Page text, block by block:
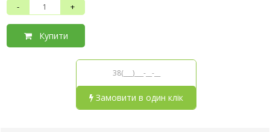
- +
Купити
Замовити в один клік